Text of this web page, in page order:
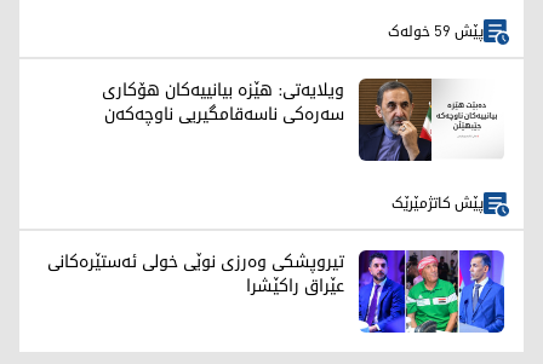
پێش 59 خولەک
ویلایەتی: هێزە بیانییەکان هۆکاری
سەرەکی ناسەقامگیریی ناوچەکەن
پێش کاتژمێرێک
تیروپشكی وەرزی نوێی خولی ئەستێرەكانی
عێراق راكێشرا